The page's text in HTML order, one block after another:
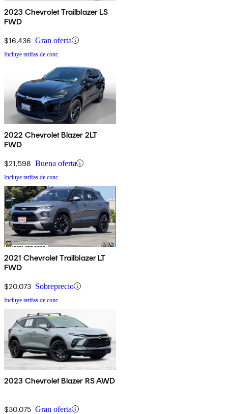
2023 Chevrolet Trailblazer LS
FWD
$16,436 Gran oferta
Incluye tarifas de conc.
2022 Chevrolet Blazer 2LT
FWD
$21,598 Buena oferta
Incluye tarifas de conc.
2021 Chevrolet Trailblazer LT
FWD
$20,073 Sobreprecio
Incluye tarifas de conc.
2023 Chevrolet Blazer RS AWD
$30,075 Gran oferta